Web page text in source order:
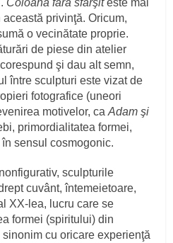
Coloana fără sfârşiteste mai
privinţă. Oricum,
o vecinătate proprie.
de piese din atelier
şi dau alt semn,
între sculpturi este vizat de
fotografice (uneori
motivelor, caAdam şi
primordialitatea formei,
sensul cosmogonic.
sculpturile
cuvânt, întemeietoare,
XX-lea, lucru care se
formei (spiritului) din
cu oricare experienţă